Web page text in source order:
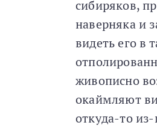
сибиряков,
наверняка и
видеть его в
живописно
окаймляют
откуда-то